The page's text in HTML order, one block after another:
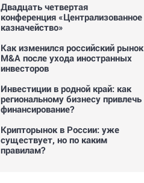
Двадцать четвертая
конференция «Централизованное
казначейство»
Как изменился российский рынок
M&A после ухода иностранных
инвесторов
Инвестиции в родной край: как
региональному бизнесу привлечь
финансирование?
Крипторынок в России: уже
существует, но по каким
правилам?